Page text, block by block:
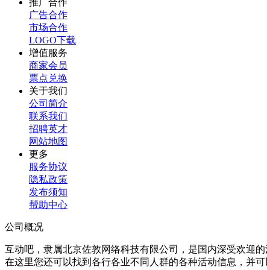
推广合作
广告合作
市场合作
LOGO下载
增值服务
商家会员
票点兑换
关于我们
公司简介
联系我们
招聘英才
网站地图
更多
服务协议
隐私政策
发布须知
帮助中心
公司概况
互动吧，隶属北京佐敦网络科技有限公司，是国内深受欢迎
在这里您还可以找到各行各业不同人群的各种活动信息，并